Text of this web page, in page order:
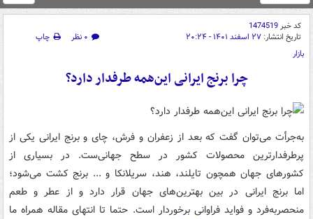
کد خبر1474519
تاریخ انتشار: ۲۷ اسفند ۱۴۰۱ - ۲۰:۲۴ ۰ نظر
چاپ
بازار
چرا برنج ایرانی این‌همه طرفدار دارد؟
به‌جرأت می‌توان گفت که بعد از زعفران و فرش، چای و برنج ایرانی یکی از
پرطرفدارترین محصولات کشور در سطح جهانی‌ست. در بسیاری از
کشورهای جهان همچون تایلند، هند، سریلانکا و ... برنج کشت می‌شود؛
اما برنج ایرانی در بین بهترین‌های جهان قرار دارد و از عطر و طعم
منحصربه‌فرد و فواید فراوانی برخوردار است. حتما تا انتهای مقاله همراه ما